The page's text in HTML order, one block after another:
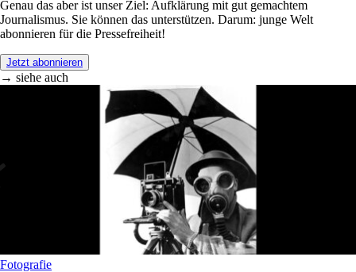
Genau das aber ist unser Ziel: Aufklärung mit gut gemachtem
Journalismus. Sie können das unterstützen. Darum: junge Welt
abonnieren für die Pressefreiheit!
Jetzt abonnieren
→ siehe auch
Fotografie